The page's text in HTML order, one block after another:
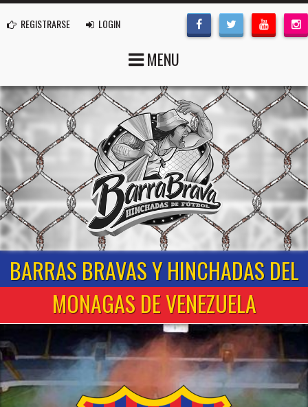
REGISTRARSE LOGIN
MENU
BARRAS BRAVAS Y HINCHADAS DEL
MONAGAS DE VENEZUELA